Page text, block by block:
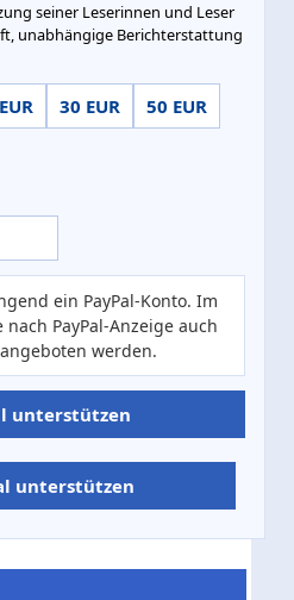
seiner Leserinnen und Leser
unabhängige Berichterstattung
30 EUR
50 EUR
ein PayPal-Konto. Im
PayPal-Anzeige auch
werden.
unterstützen
unterstützen